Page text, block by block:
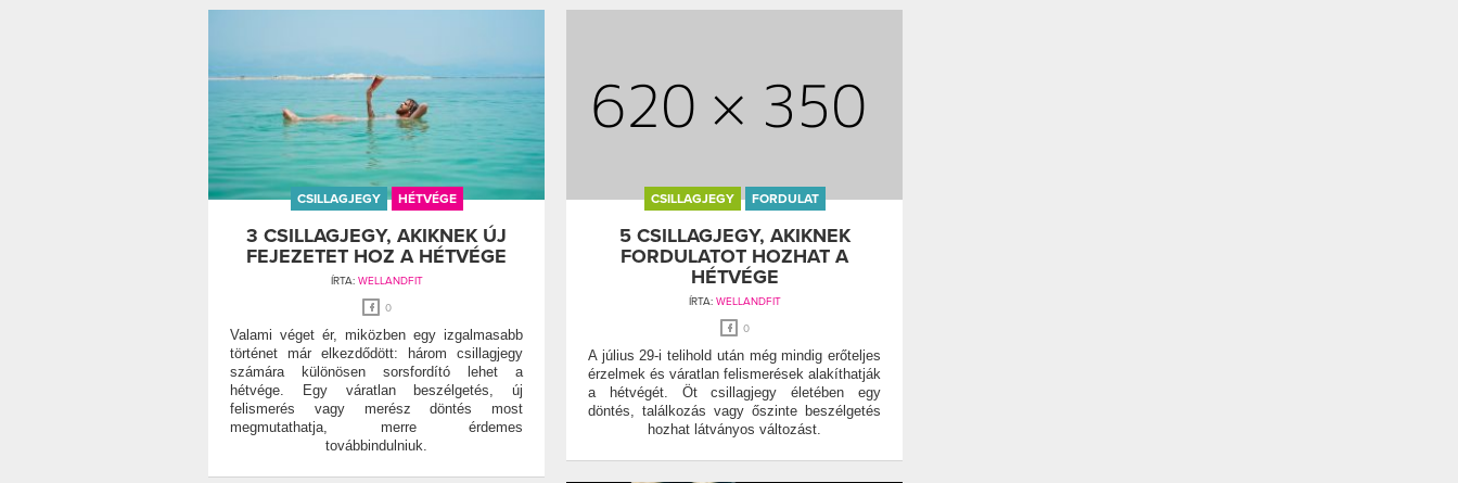
CSILLAGJEGY HÉTVÉGE
3 CSILLAGJEGY, AKIKNEK ÚJ
FEJEZETET HOZ A HÉTVÉGE
ÍRTA: WELLANDFIT
0
Valami véget ér, miközben egy izgalmasabb
történet már elkezdődött: három csillagjegy
számára különösen sorsfordító lehet a
hétvége. Egy váratlan beszélgetés, új
felismerés vagy merész döntés most
megmutathatja, merre érdemes
továbbindulniuk.
CSILLAGJEGY FORDULAT
5 CSILLAGJEGY, AKIKNEK
FORDULATOT HOZHAT A
HÉTVÉGE
ÍRTA: WELLANDFIT
0
A július 29-i telihold után még mindig erőteljes
érzelmek és váratlan felismerések alakíthatják
a hétvégét. Öt csillagjegy életében egy
döntés, találkozás vagy őszinte beszélgetés
hozhat látványos változást.